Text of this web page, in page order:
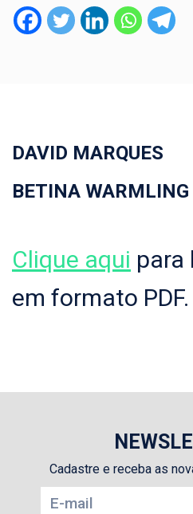
DAVID MARQUES
BETINA WARMLING
Clique aqui para
em formato PDF.
Cadastre e receba as